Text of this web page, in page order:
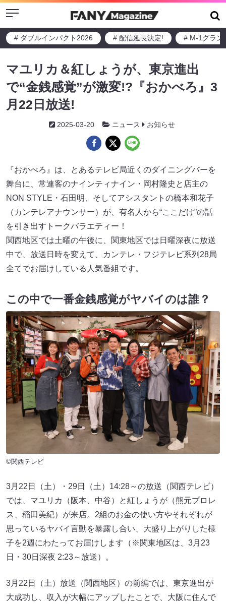
Menu
# ダブルインパクト2026 # 配信延長決定! # M-1グラン
マユリカ＆紅しょうが、東京進出
で“金銭感覚”が激変!?『おかべろ』3
月22日放送!
2025-03-20 ニュース お知らせ
『おかべろ』は、とあるテレビ局近くのダイニングバーを
舞台に、常連客のナインティナイン・岡村隆史と店主の
NON STYLE・石田明、そしてアシスタントの橋本和花子
（カンテレアナウンサー）が、有名人から“ここだけ”の話
を引き出すトークバラエティー！
関西地区では土曜の午後に、関東地区では日曜深夜に放送
中で、放送日時を変えて、カンテレ・フジテレビ系列28局
全てでお届けしている人気番組です。
この中で一番金銭感覚がヤバイのは誰？
©関西テレビ
3月22日（土）・29日（土）14:28～の放送（関西テレビ）
では、マユリカ（阪本、中谷）と紅しょうが（熊元プロレ
ス、稲田美紀）が来店。2組のお金の使い方やそれぞれが
思っているヤバイ言動を暴露し合い、大盛り上がりした様
子を2週にわたってお届けします（※関東地区は、3月23
日・30日深夜 2:23～放送）。
3月22日（土）放送（関西地区）の前編では、東京進出が
大成功し、収入が大幅にアップしたことで、大阪に住んで